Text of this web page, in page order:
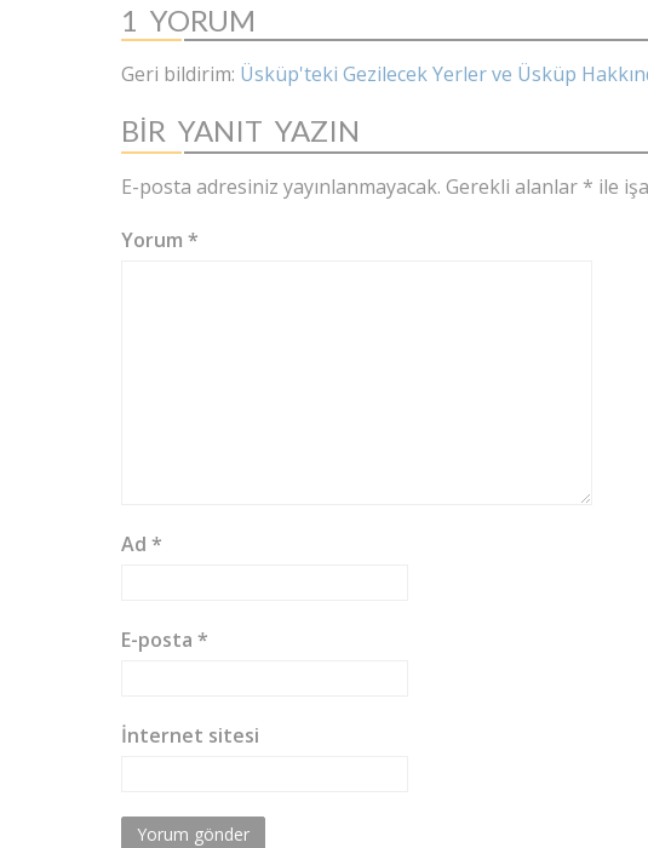
1 YORUM
Geri bildirim: Üsküp'teki Gezilecek Yerler ve Üsküp
BIR YANIT YAZIN
E-posta adresiniz yayınlanmayacak. Gerekli alanlar * ile
Yorum *
Ad *
E-posta *
İnternet sitesi